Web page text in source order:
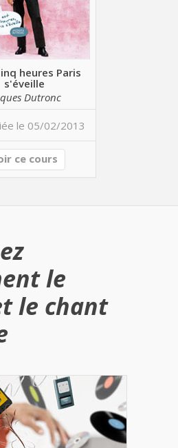
heures Paris
s'éveille
Dutronc
le 05/02/2013
ce cours
le
le chant